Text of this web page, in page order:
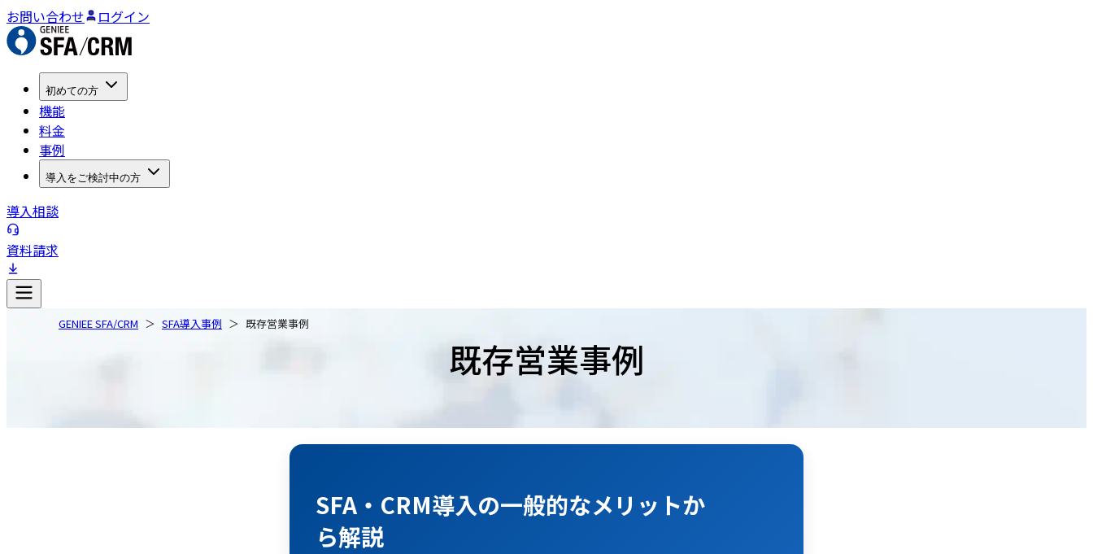
お問い合わせ ログイン
初めての方
機能
料金
事例
導入をご検討中の方
導入相談
資料請求
GENIEE SFA/CRM SFA導入事例 既存営業事例
既存営業事例
SFA・CRM導入の一般的なメリットか
ら解説